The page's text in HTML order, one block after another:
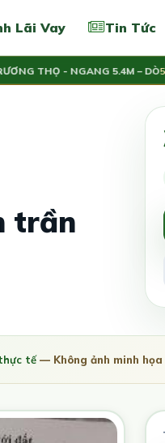
Lãi Vay Tin Tức
THỌ - NGANG 5.4M – DÒ5 Tỷ
trần
tế— Không ảnh minh họa